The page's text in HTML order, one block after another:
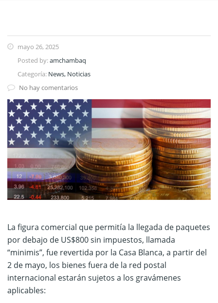
mayo 26, 2025
Posted by:amchambaq
Categoría: News, Noticias
No hay comentarios
La figura comercial que permitía la llegada de paquetes
por debajo de US$800 sin impuestos, llamada
“minimis”, fue revertida por la Casa Blanca, a partir del
2 de mayo, los bienes fuera de la red postal
internacional estarán sujetos a los gravámenes
aplicables: